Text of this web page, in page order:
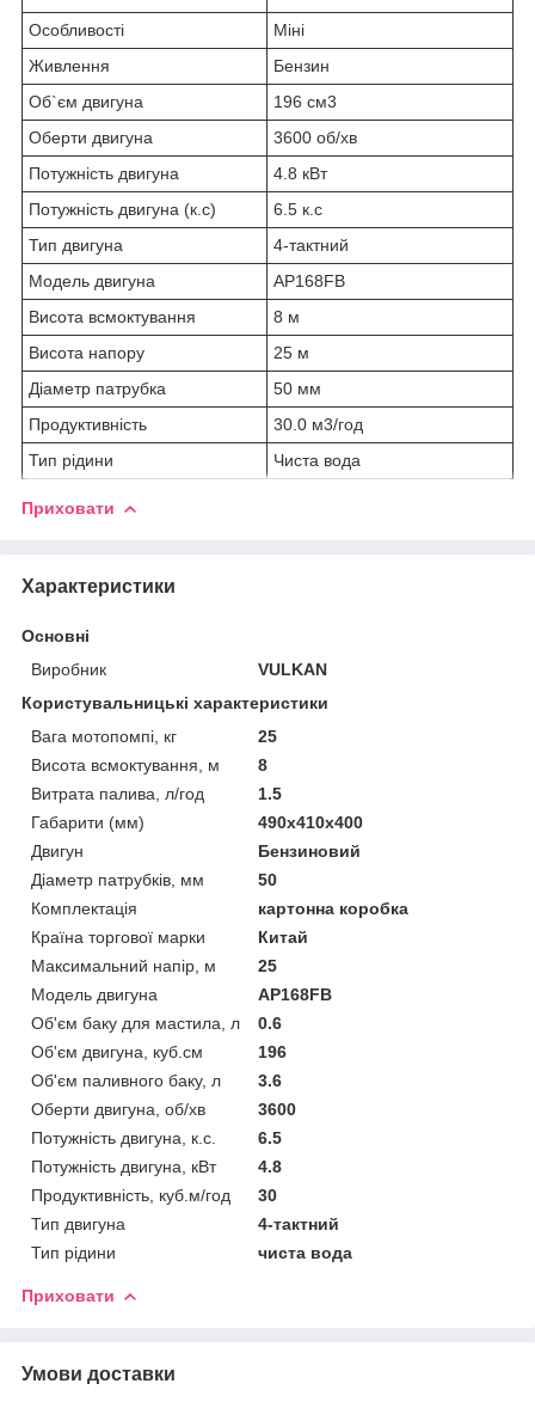
Особливості
Міні
Живлення
Бензин
Об`єм двигуна
196 см3
Оберти двигуна
3600 об/хв
Потужність двигуна
4.8 кВт
Потужність двигуна (к.с)
6.5 к.с
Тип двигуна
4-тактний
Модель двигуна
AP168FB
Висота всмоктування
8 м
Висота напору
25 м
Діаметр патрубка
50 мм
Продуктивність
30.0 м3/год
Тип рідини
Чиста вода
Приховати
Характеристики
Основні
Виробник
VULKAN
Користувальницькі характеристики
Вага мотопомпі, кг
25
Висота всмоктування, м
8
Витрата палива, л/год
1.5
Габарити (мм)
490х410х400
Двигун
Бензиновий
Діаметр патрубків, мм
50
Комплектація
картонна коробка
Країна торгової марки
Китай
Максимальний напір, м
25
Модель двигуна
AP168FB
Об'єм баку для мастила, л
0.6
Об'єм двигуна, куб.см
196
Об'єм паливного баку, л
3.6
Оберти двигуна, об/хв
3600
Потужність двигуна, к.с.
6.5
Потужність двигуна, кВт
4.8
Продуктивність, куб.м/год
30
Тип двигуна
4-тактний
Тип рідини
чиста вода
Приховати
Умови доставки